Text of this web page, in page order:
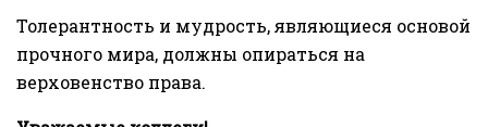
Толерантность и мудрость, являющиеся основой
прочного мира, должны опираться на
верховенство права.